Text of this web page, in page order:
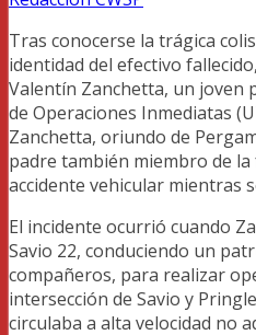
Tras conocerse la trágica
identidad del efectivo
Valentín Zanchetta, un joven
de Operaciones Inmediatas
Zanchetta, oriundo de
padre también miembro de
accidente vehicular mientras
El incidente ocurrió cuando
Savio 22, conduciendo un
compañeros, para realizar
intersección de Savio y
circulaba a alta velocidad no